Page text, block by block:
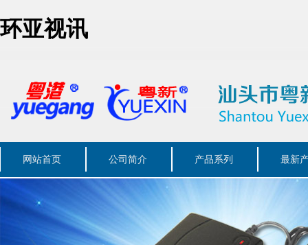
环亚视讯
网站首页 公司简介 产品系列 最新
联系我们